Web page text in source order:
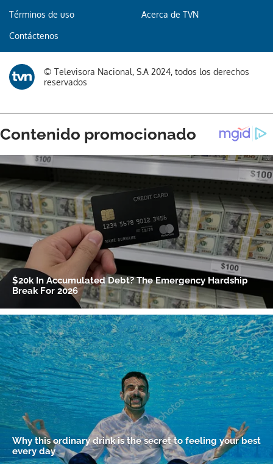
Términos de uso Acerca de TVN
Contáctenos
© Televisora Nacional, S.A 2024, todos los derechos
reservados